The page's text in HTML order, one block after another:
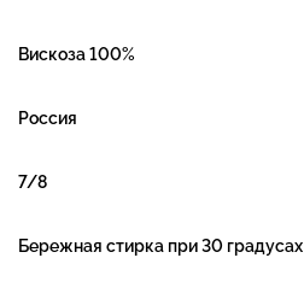
Вискоза 100%
Россия
7/8
Бережная стирка при 30 градусах